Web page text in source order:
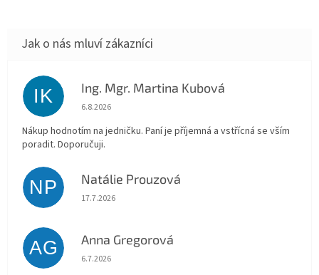
IK Ing. Mgr. Martina Kubová
Hodnocení obchodu je 5 z 5 hvězdiček.
6.8.2026
Nákup hodnotím na jedničku. Paní je příjemná a vstřícná se vším
poradit. Doporučuji.
NP Natálie Prouzová
Hodnocení obchodu je 5 z 5 hvězdiček.
17.7.2026
AG Anna Gregorová
Hodnocení obchodu je 5 z 5 hvězdiček.
6.7.2026